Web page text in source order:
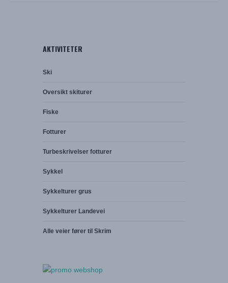
AKTIVITETER
Ski
Oversikt skiturer
Fiske
Fotturer
Turbeskrivelser fotturer
Sykkel
Sykkelturer grus
Sykkelturer Landevei
Alle veier fører til Skrim